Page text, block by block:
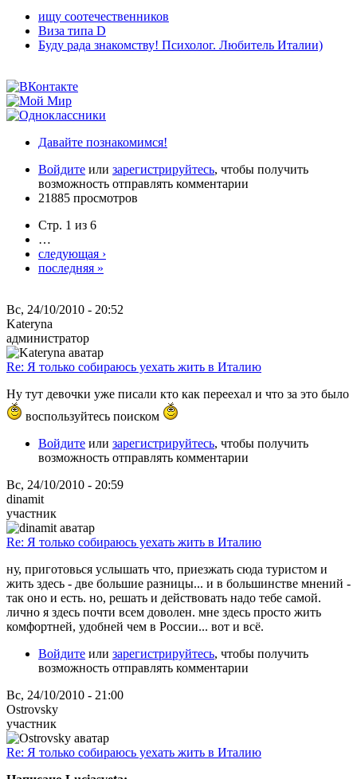
ищу соотечественников
Виза типа D
Буду рада знакомству! Психолог. Любитель Италии)
Давайте познакомимся!
Войдите или зарегистрируйтесь, чтобы получить
возможность отправлять комментарии
21885 просмотров
Стр. 1 из 6
…
следующая ›
последняя »
Вс, 24/10/2010 - 20:52
Kateryna
администратор
Re: Я только собираюсь уехать жить в Италию
Ну тут девочки уже писали кто как переехал и что за это было
воспользуйтесь поиском
Войдите или зарегистрируйтесь, чтобы получить
возможность отправлять комментарии
Вс, 24/10/2010 - 20:59
dinamit
участник
Re: Я только собираюсь уехать жить в Италию
ну, приготовься услышать что, приезжать сюда туристом и
жить здесь - две большие разницы... и в большинстве мнений -
так оно и есть. но, решать и действовать надо тебе самой.
лично я здесь почти всем доволен. мне здесь просто жить
комфортней, удобней чем в России... вот и всё.
Войдите или зарегистрируйтесь, чтобы получить
возможность отправлять комментарии
Вс, 24/10/2010 - 21:00
Ostrovsky
участник
Re: Я только собираюсь уехать жить в Италию